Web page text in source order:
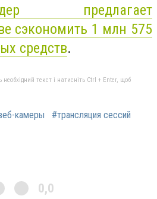
предлагает
сэкономить 1 млн 575
средств.
текст і натисніть Ctrl + Enter, щоб
камеры #трансляция сессий
0,0